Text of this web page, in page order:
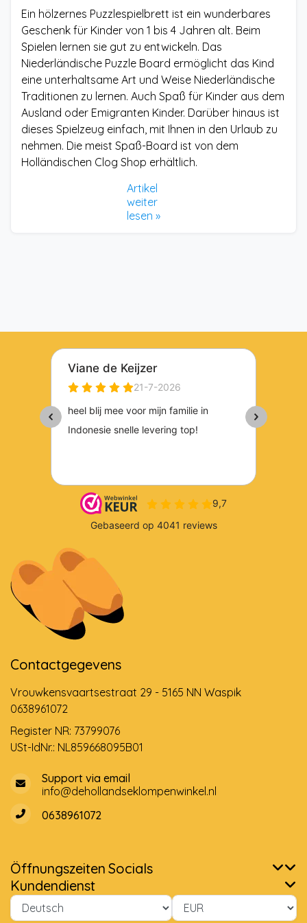
Ein hölzernes Puzzlespielbrett ist ein wunderbares
Geschenk für Kinder von 1 bis 4 Jahren alt. Beim
Spielen lernen sie gut zu entwickeln. Das
Niederländische Puzzle Board ermöglicht das Kind
eine unterhaltsame Art und Weise Niederländische
Traditionen zu lernen. Auch Spaß für Kinder aus dem
Ausland oder Emigranten Kinder. Darüber hinaus ist
dieses Spielzeug einfach, mit Ihnen in den Urlaub zu
nehmen. Die meist Spaß-Board ist von dem
Holländischen Clog Shop erhältlich.
Artikel
weiter
lesen »
Contactgegevens
Vrouwkensvaartsestraat 29 - 5165 NN Waspik
0638961072
Register NR: 73799076
USt-IdNr.: NL859668095B01
Support via email
info@dehollandseklompenwinkel.nl
0638961072
Öffnungszeiten Socials
Kundendienst